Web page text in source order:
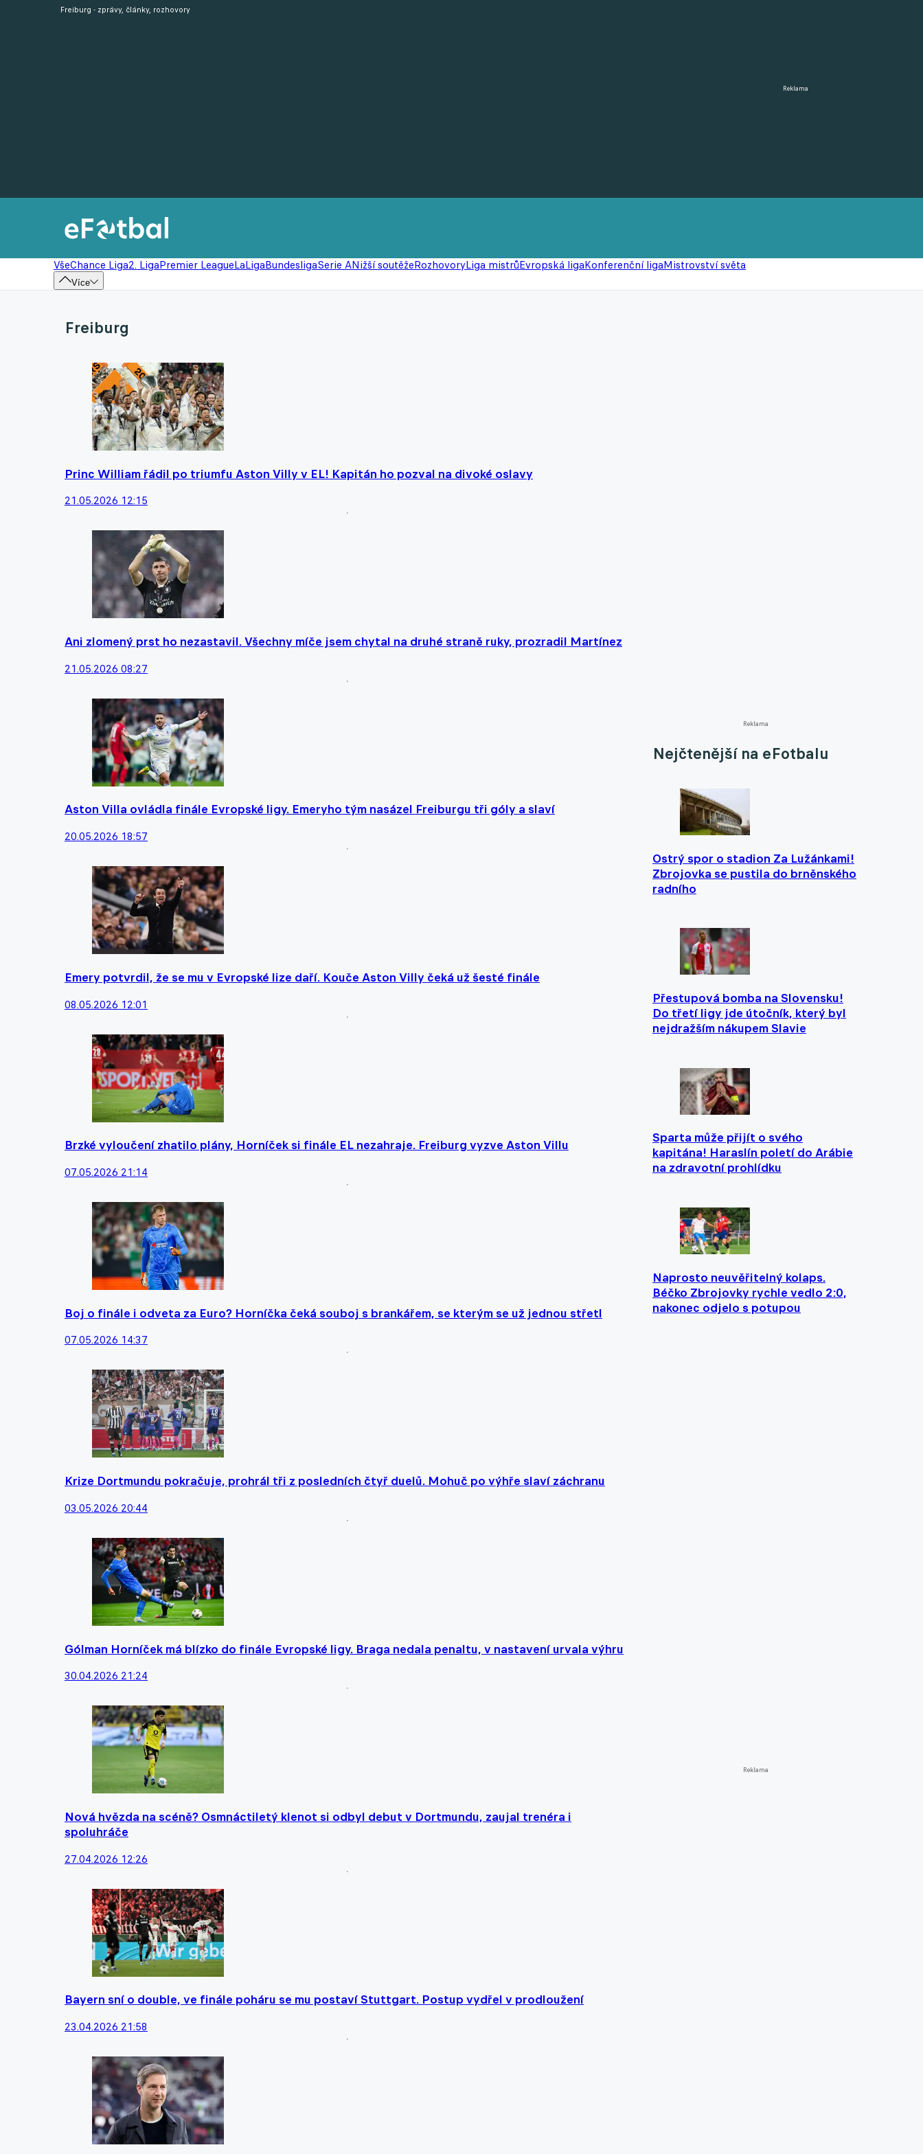
Reklama
VšeChance Liga2. LigaPremier LeagueLaLigaBundesligaSerie ANižší soutěžeRozhovoryLiga mistrůEvropská ligaKonferenční ligaMistrovství světa
Více
Freiburg - zprávy, články, rozhovory
Freiburg
Princ William řádil po triumfu Aston Villy v EL! Kapitán ho pozval na divoké oslavy
21.05.2026 12:15
Ani zlomený prst ho nezastavil. Všechny míče jsem chytal na druhé straně ruky, prozradil Martínez
21.05.2026 08:27
Aston Villa ovládla finále Evropské ligy. Emeryho tým nasázel Freiburgu tři góly a slaví
20.05.2026 18:57
Emery potvrdil, že se mu v Evropské lize daří. Kouče Aston Villy čeká už šesté finále
08.05.2026 12:01
Brzké vyloučení zhatilo plány, Horníček si finále EL nezahraje. Freiburg vyzve Aston Villu
07.05.2026 21:14
Boj o finále i odveta za Euro? Horníčka čeká souboj s brankářem, se kterým se už jednou střetl
07.05.2026 14:37
Krize Dortmundu pokračuje, prohrál tři z posledních čtyř duelů. Mohuč po výhře slaví záchranu
03.05.2026 20:44
Gólman Horníček má blízko do finále Evropské ligy. Braga nedala penaltu, v nastavení urvala výhru
30.04.2026 21:24
Nová hvězda na scéně? Osmnáctiletý klenot si odbyl debut v Dortmundu, zaujal trenéra i
spoluhráče
27.04.2026 12:26
Bayern sní o double, ve finále poháru se mu postaví Stuttgart. Postup vydřel v prodloužení
23.04.2026 21:58
Reklama
Nejčtenější na eFotbalu
Ostrý spor o stadion Za Lužánkami!
Zbrojovka se pustila do brněnského
radního
Přestupová bomba na Slovensku!
Do třetí ligy jde útočník, který byl
nejdražším nákupem Slavie
Sparta může přijít o svého
kapitána! Haraslín poletí do Arábie
na zdravotní prohlídku
Naprosto neuvěřitelný kolaps.
Béčko Zbrojovky rychle vedlo 2:0,
nakonec odjelo s potupou
Reklama